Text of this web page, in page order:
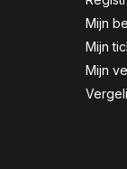
Mijn
Mijn
Mijn